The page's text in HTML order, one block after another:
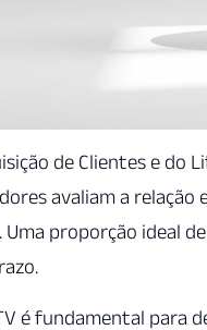
de Clientes e do
avaliam a relação
proporção ideal
é fundamental para